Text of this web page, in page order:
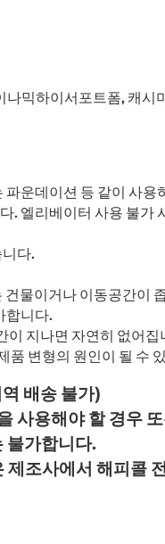
믹하이서포트폼, 캐
운데이션 등 같이 사
. 엘리베이터 사용 불
다.
물이거나 이동공간
합니다.
이 지나면 자연히 없어집
품 변형의 원인이 될 수
배송 불가)
사용해야 할 경우
불가합니다.
조사에서 해피콜